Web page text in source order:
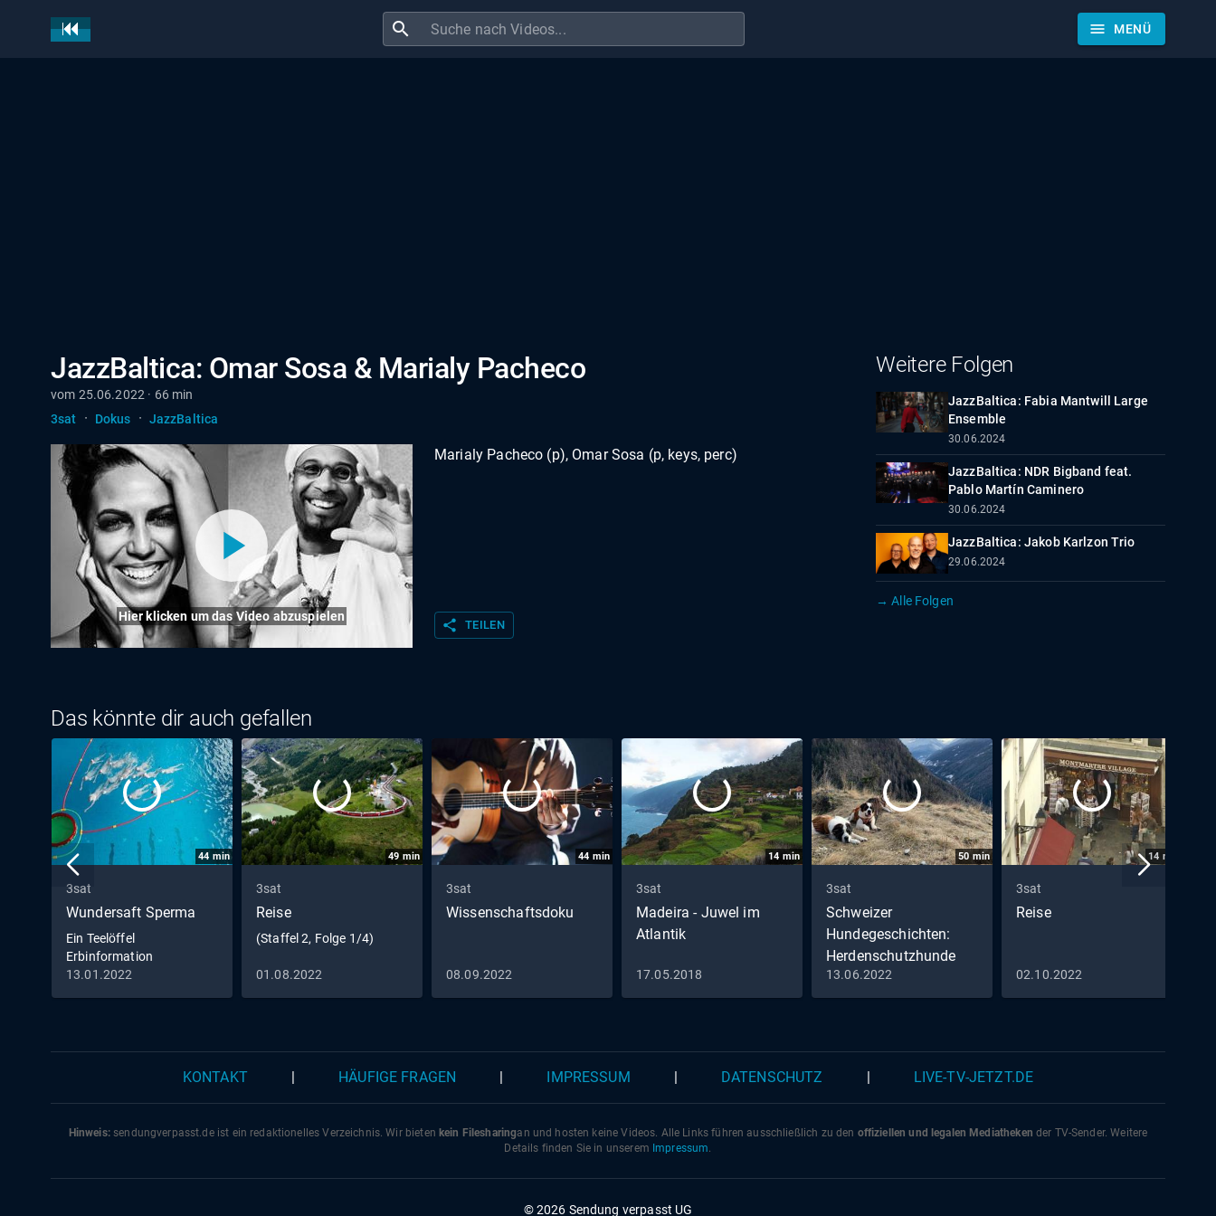
search menu MENÜ
JazzBaltica: Omar Sosa & Marialy Pacheco
vom 25.06.2022 · 66 min
3sat
· Dokus · JazzBaltica
Hier klicken um das Video abzuspielen
Marialy Pacheco (p), Omar Sosa (p, keys, perc)
share TEILEN
Weitere Folgen
JazzBaltica: Fabia Mantwill Large
Ensemble
30.06.2024
JazzBaltica: NDR Bigband feat.
Pablo Martín Caminero
30.06.2024
JazzBaltica: Jakob Karlzon Trio
29.06.2024
→ Alle Folgen
Das könnte dir auch gefallen
44 min
3sat
Wundersaft Sperma
Ein Teelöffel
Erbinformation
13.01.2022
49 min
3sat
Reise
(Staffel 2, Folge 1/4)
01.08.2022
44 min
3sat
Wissenschaftsdoku
08.09.2022
14 min
3sat
Madeira - Juwel im
Atlantik
17.05.2018
50 min
3sat
Schweizer
Hundegeschichten:
Herdenschutzhunde
Der Bernhardiner vom
Grossen Sankt Bernhard
13.06.2022
14 min
3sat
Reise
02.10.2022
KONTAKT HÄUFIGE FRAGEN IMPRESSUM DATENSCHUTZ LIVE-TV-JETZT.DE
Hinweis:sendungverpasst.deist ein redaktionelles Verzeichnis. Wir bieten kein Filesharingan und hosten keine Videos. Alle Links führen ausschließlich zu den offiziellen und legalen Mediatheken der TV-Sender. Weitere
Details finden Sie in unserem Impressum.
© 2026 Sendung verpasst UG